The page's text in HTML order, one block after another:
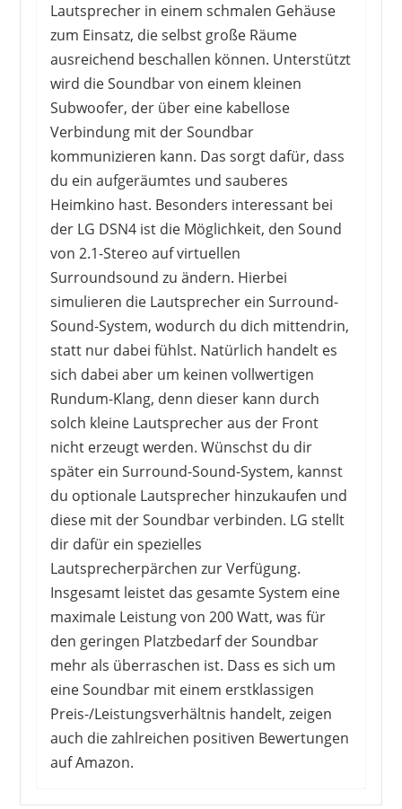
Lautsprecher in einem schmalen Gehäuse
zum Einsatz, die selbst große Räume
ausreichend beschallen können. Unterstützt
wird die Soundbar von einem kleinen
Subwoofer, der über eine kabellose
Verbindung mit der Soundbar
kommunizieren kann. Das sorgt dafür, dass
du ein aufgeräumtes und sauberes
Heimkino hast. Besonders interessant bei
der LG DSN4 ist die Möglichkeit, den Sound
von 2.1-Stereo auf virtuellen
Surroundsound zu ändern. Hierbei
simulieren die Lautsprecher ein Surround-
Sound-System, wodurch du dich mittendrin,
statt nur dabei fühlst. Natürlich handelt es
sich dabei aber um keinen vollwertigen
Rundum-Klang, denn dieser kann durch
solch kleine Lautsprecher aus der Front
nicht erzeugt werden. Wünschst du dir
später ein Surround-Sound-System, kannst
du optionale Lautsprecher hinzukaufen und
diese mit der Soundbar verbinden. LG stellt
dir dafür ein spezielles
Lautsprecherpärchen zur Verfügung.
Insgesamt leistet das gesamte System eine
maximale Leistung von 200 Watt, was für
den geringen Platzbedarf der Soundbar
mehr als überraschen ist. Dass es sich um
eine Soundbar mit einem erstklassigen
Preis-/Leistungsverhältnis handelt, zeigen
auch die zahlreichen positiven Bewertungen
auf Amazon.